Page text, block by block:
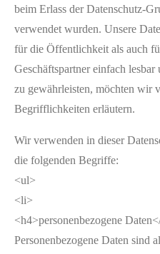
beim Erlass der Datenschutz-
verwendet wurden. Unsere
für die Öffentlichkeit als auch
Geschäftspartner einfach
zu gewährleisten, möchten wir
Begrifflichkeiten erläutern.
Wir verwenden in dieser
die folgenden Begriffe:
<ul>
<li>
<h4>personenbezogene
Personenbezogene Daten sind